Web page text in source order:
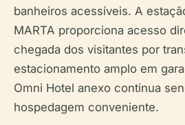
banheiros acessíveis. A
MARTA proporciona acesso
chegada dos visitantes por
estacionamento amplo em
Omni Hotel anexo continua
hospedagem conveniente.